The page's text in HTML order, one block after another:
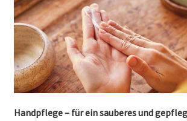
Handpflege – für ein sauberes und